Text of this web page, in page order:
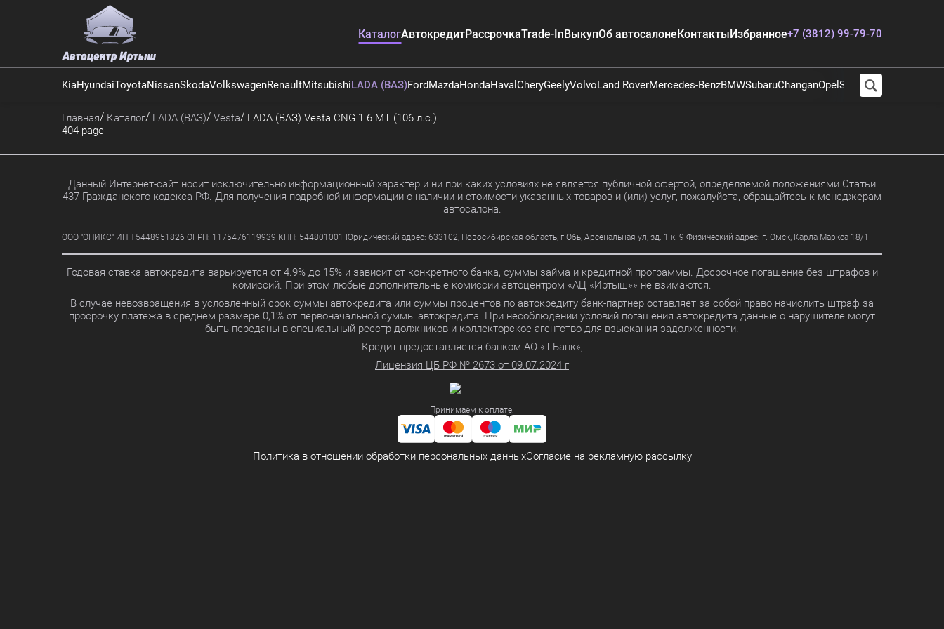
КаталогАвтокредитРассрочкаTrade-InВыкупОб автосалонеКонтактыИзбранное+7 (3812) 99-79-70
KiaHyundaiToyotaNissanSkodaVolkswagenRenaultMitsubishiLADA (ВАЗ)FordMazdaHondaHaval CheryGeelyVolvoLand RoverMercedes-BenzBMWSubaruChanganOpel SuzukiAudi
Главная Каталог LADA (ВАЗ) Vesta
LADA (ВАЗ) Vesta CNG 1.6 MT (106 л.с.)
404 page
Данный Интернет-сайт носит исключительно информационный характер и ни при каких условиях не является публичной офертой, определяемой положениями Статьи
437 Гражданского кодекса РФ. Для получения подробной информации о наличии и стоимости указанных товаров и (или) услуг, пожалуйста, обращайтесь к менеджерам
автосалона.
ООО "ОНИКС" ИНН 5448951826 ОГРН: 1175476119939 КПП: 544801001 Юридический адрес: 633102, Новосибирская область, г Обь, Арсенальная ул, зд. 1 к. 9 Физический адрес: г. Омск, Карла Маркса 18/1
Годовая ставка автокредита варьируется от 4.9% до 15% и зависит от конкретного банка, суммы займа и кредитной программы. Досрочное погашение без штрафов и
комиссий. При этом любые дополнительные комиссии автоцентром «АЦ «Иртыш»» не взимаются.
В случае невозвращения в условленный срок суммы автокредита или суммы процентов по автокредиту банк-партнер оставляет за собой право начислить штраф за
просрочку платежа в среднем размере 0,1% от первоначальной суммы автокредита. При несоблюдении условий погашения автокредита данные о нарушителе могут
быть переданы в специальный реестр должников и коллекторское агентство для взыскания задолженности.
Кредит предоставляется банком АО «Т-Банк»,
Лицензия ЦБ РФ № 2673 от 09.07.2024 г
Принимаем к оплате:
Политика в отношении обработки персональных данныхСогласие на рекламную рассылку